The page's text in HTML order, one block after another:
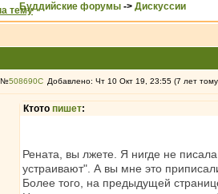
Буддийские форумы -> Дискуссии
№508690 Добавлено: Чт 10 Окт 19, 23:55 (7 лет
Ктото пишет:
Рената, вы лжете. Я нигде не
устраивают". А вы мне это
Более того, на предыдущей